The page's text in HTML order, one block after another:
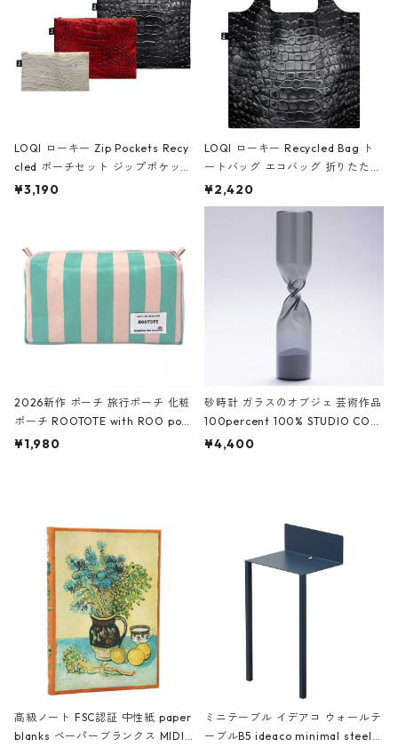
LOQI ローキー Zip Pockets Recy
cled ポーチセット ジップポケット
ファスナーポーチ 撥水加工 トラベ
ーガンディー、オフホワイト
¥3,190
LOQI ローキー Recycled Bag ト
ートバッグ エコバッグ 折りたたみ
大きめ 撥水加工 収納ポーチ CRO
CODILE/Black クロコダイル/ブラ
¥2,420
2026新作 ポーチ 旅行ポーチ 化粧
ポーチ ROOTOTE with ROO pou
ch 3532 ルートート WR.ポーチ.ラ
¥1,980
砂時計 ガラスのオブジェ 芸術作品
100percent 100% STUDIO COH
AKU Timeless 100パーセント ス
¥4,400
高級ノート FSC認証 中性紙 paper
blanks ペーパーブランクス MIDI
ミニテーブル イデアコ ウォールテ
ーブルB5 ideaco minimal steel f